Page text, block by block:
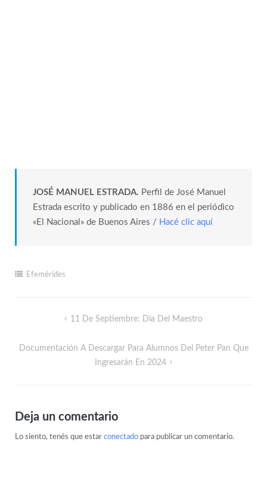
JOSÉ MANUEL ESTRADA. Perfil de José Manuel
Estrada escrito y publicado en 1886 en el periódico
«El Nacional» de Buenos Aires / Hacé clic aquí
Efemérides
11 De Septiembre: Día Del Maestro
Documentación A Descargar Para Alumnos Del Peter Pan Que
Ingresarán En 2024
Deja un comentario
Lo siento, tenés que estar conectadopara publicar un comentario.